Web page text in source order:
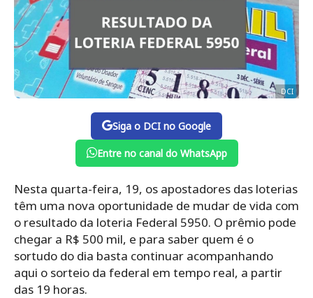
DCI
Siga o DCI no Google
Entre no canal do WhatsApp
Nesta quarta-feira, 19, os apostadores das loterias
têm uma nova oportunidade de mudar de vida com
o resultado da loteria Federal 5950. O prêmio pode
chegar a R$ 500 mil, e para saber quem é o
sortudo do dia basta continuar acompanhando
aqui o sorteio da federal em tempo real, a partir
das 19 horas.